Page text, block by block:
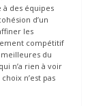
des équipes
d’un
les
compétitif
du
n’a rien à voir
n’est pas